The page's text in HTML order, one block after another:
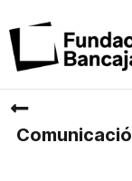
Comunicació